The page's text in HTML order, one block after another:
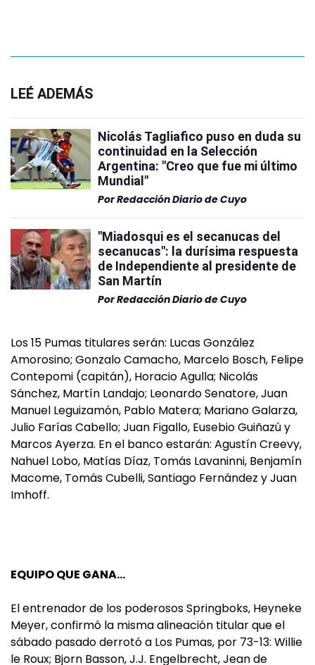
LEÉ ADEMÁS
Nicolás Tagliafico puso en duda su
continuidad en la Selección
Argentina: "Creo que fue mi último
Mundial"
PorRedacción Diario de Cuyo
"Miadosqui es el secanucas del
secanucas": la durísima respuesta
de Independiente al presidente de
San Martín
PorRedacción Diario de Cuyo
Los 15 Pumas titulares serán: Lucas González
Amorosino; Gonzalo Camacho, Marcelo Bosch, Felipe
Contepomi (capitán), Horacio Agulla; Nicolás
Sánchez, Martín Landajo; Leonardo Senatore, Juan
Manuel Leguizamón, Pablo Matera; Mariano Galarza,
Julio Farías Cabello; Juan Figallo, Eusebio Guiñazú y
Marcos Ayerza. En el banco estarán: Agustín Creevy,
Nahuel Lobo, Matías Díaz, Tomás Lavaninni, Benjamín
Macome, Tomás Cubelli, Santiago Fernández y Juan
Imhoff.
EQUIPO QUE GANA…
El entrenador de los poderosos Springboks, Heyneke
Meyer, confirmó la misma alineación titular que el
sábado pasado derrotó a Los Pumas, por 73-13: Willie
le Roux; Bjorn Basson, J.J. Engelbrecht, Jean de